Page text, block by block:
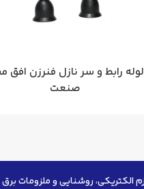
لوله رابط و سر نازل فنرزن افق
صنعت
الکتریکی، روشنایی و ملزومات برق